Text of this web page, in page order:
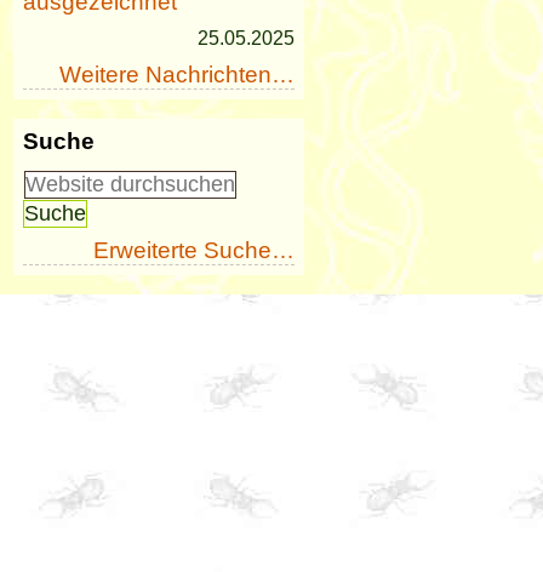
25.05.2025
Weitere Nachrichten…
Suche
Erweiterte Suche…